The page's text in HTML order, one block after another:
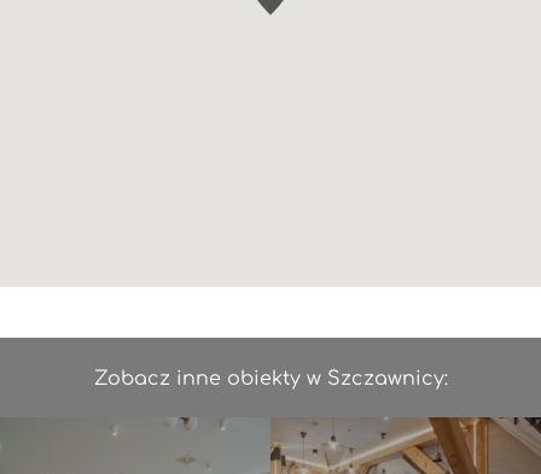
Zobacz inne obiekty w Szczawnicy: